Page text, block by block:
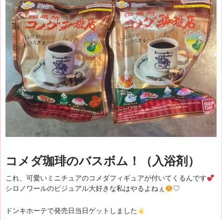
コメダ珈琲のバスボム！（入浴剤）
これ、可愛いミニチュアのコメダフィギュアが付いてくるんです
シロノワールのビジュアル大好きな私はやるよねぇ
♡
ドンキホーテで発売日当日ゲットしました